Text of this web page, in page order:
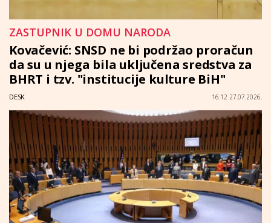
ZASTUPNIK U DOMU NARODA
Kovačević: SNSD ne bi podržao proračun
da su u njega bila uključena sredstva za
BHRT i tzv. "institucije kulture BiH"
DESK 16:12 27.07.2026.